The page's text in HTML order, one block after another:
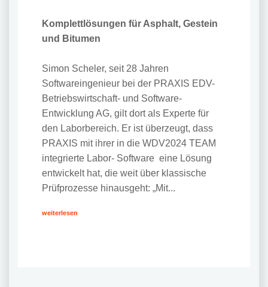
Komplettlösungen für Asphalt, Gestein
und Bitumen
Simon Scheler, seit 28 Jahren
Softwareingenieur bei der PRAXIS EDV-
Betriebswirtschaft- und Software-
Entwicklung AG, gilt dort als Experte für
den Laborbereich. Er ist überzeugt, dass
PRAXIS mit ihrer in die WDV2024 TEAM
integrierte Labor- Software eine Lösung
entwickelt hat, die weit über klassische
Prüfprozesse hinausgeht: „Mit...
weiterlesen